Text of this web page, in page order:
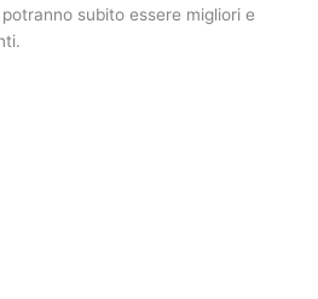
subito essere migliori e